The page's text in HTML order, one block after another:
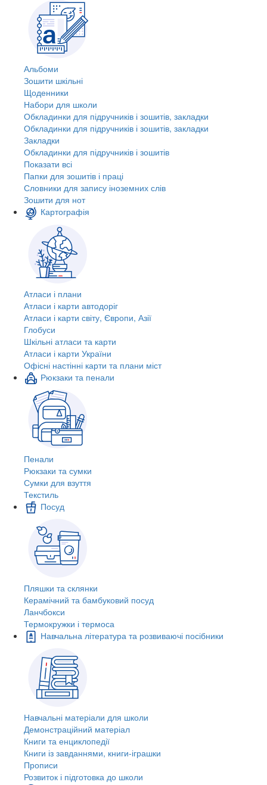
Альбоми
Зошити шкільні
Щоденники
Набори для школи
Обкладинки для підручників і зошитів, закладки
Обкладинки для підручників і зошитів, закладки
Закладки
Обкладинки для підручників і зошитів
Показати всі
Папки для зошитів і праці
Словники для запису іноземних слів
Зошити для нот
Картографія
Атласи і плани
Атласи і карти автодоріг
Атласи і карти світу, Європи, Азії
Глобуси
Шкільні атласи та карти
Атласи і карти України
Офісні настінні карти та плани міст
Рюкзаки та пенали
Пенали
Рюкзаки та сумки
Сумки для взуття
Текстиль
Посуд
Пляшки та склянки
Керамічний та бамбуковий посуд
Ланчбокси
Термокружки і термоса
Навчальна література та розвиваючі посібники
Навчальні матеріали для школи
Демонстраційний матеріал
Книги та енциклопедії
Книги із завданнями, книги-іграшки
Прописи
Розвиток і підготовка до школи